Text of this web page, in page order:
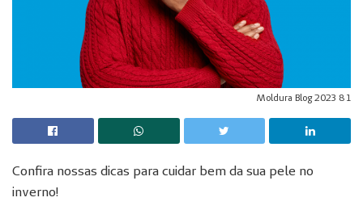
Moldura Blog 2023 8 1
Confira nossas dicas para cuidar bem da sua pele no
inverno!